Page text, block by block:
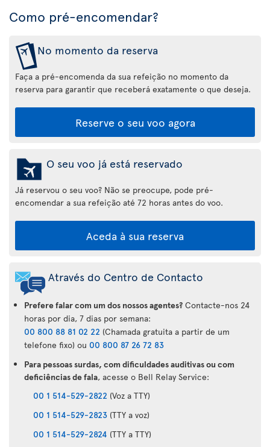
Como pré-encomendar?
No momento da reserva
Faça a pré-encomenda da sua refeição no momento da
reserva para garantir que receberá exatamente o que deseja.
Reserve o seu voo agora
O seu voo já está reservado
Já reservou o seu voo? Não se preocupe, pode pré-
encomendar a sua refeição até 72 horas antes do voo.
Aceda à sua reserva
Através do Centro de Contacto
Prefere falar com um dos nossos agentes? Contacte-nos 24
horas por dia, 7 dias por semana:
00 800 88 81 02 22 (Chamada gratuita a partir de um
telefone fixo) ou 00 800 87 26 72 83
Para pessoas surdas, com dificuldades auditivas ou com
deficiências de fala, acesse o Bell Relay Service:
00 1 514-529-2822 (Voz a TTY)
00 1 514-529-2823 (TTY a voz)
00 1 514-529-2824 (TTY a TTY)